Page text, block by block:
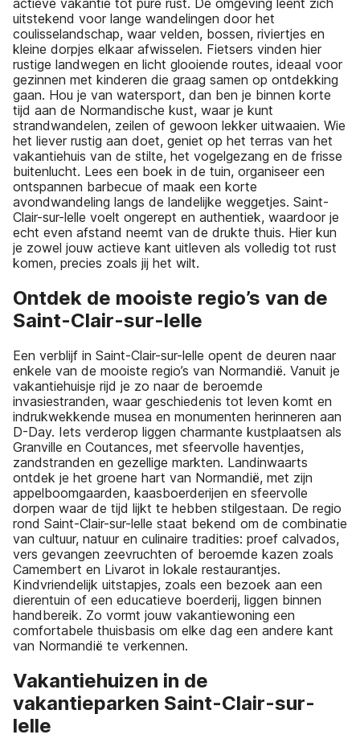
uitstekend voor lange wandelingen door het
coulisselandschap, waar velden, bossen, riviertjes en
kleine dorpjes elkaar afwisselen. Fietsers vinden hier
rustige landwegen en licht glooiende routes, ideaal voor
gezinnen met kinderen die graag samen op ontdekking
gaan. Hou je van watersport, dan ben je binnen korte
tijd aan de Normandische kust, waar je kunt
strandwandelen, zeilen of gewoon lekker uitwaaien. Wie
het liever rustig aan doet, geniet op het terras van het
vakantiehuis van de stilte, het vogelgezang en de frisse
buitenlucht. Lees een boek in de tuin, organiseer een
ontspannen barbecue of maak een korte
avondwandeling langs de landelijke weggetjes. Saint-
Clair-sur-lelle voelt ongerept en authentiek, waardoor je
echt even afstand neemt van de drukte thuis. Hier kun
je zowel jouw actieve kant uitleven als volledig tot rust
komen, precies zoals jij het wilt.
Ontdek de mooiste regio’s van de
Saint-Clair-sur-lelle
Een verblijf in Saint-Clair-sur-lelle opent de deuren naar
enkele van de mooiste regio’s van Normandië. Vanuit je
vakantiehuisje rijd je zo naar de beroemde
invasiestranden, waar geschiedenis tot leven komt en
indrukwekkende musea en monumenten herinneren aan
D-Day. Iets verderop liggen charmante kustplaatsen als
Granville en Coutances, met sfeervolle haventjes,
zandstranden en gezellige markten. Landinwaarts
ontdek je het groene hart van Normandië, met zijn
appelboomgaarden, kaasboerderijen en sfeervolle
dorpen waar de tijd lijkt te hebben stilgestaan. De regio
rond Saint-Clair-sur-lelle staat bekend om de combinatie
van cultuur, natuur en culinaire tradities: proef calvados,
vers gevangen zeevruchten of beroemde kazen zoals
Camembert en Livarot in lokale restaurantjes.
Kindvriendelijk uitstapjes, zoals een bezoek aan een
dierentuin of een educatieve boerderij, liggen binnen
handbereik. Zo vormt jouw vakantiewoning een
comfortabele thuisbasis om elke dag een andere kant
van Normandië te verkennen.
Vakantiehuizen in de
vakantieparken Saint-Clair-sur-
lelle